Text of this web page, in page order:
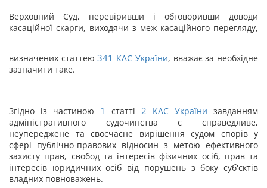
Верховний Суд, перевіривши і обговоривши доводи
касаційної скарги, виходячи з меж касаційного перегляду,
визначених статтею341 КАС України, вважає за необхідне
зазначити таке.
Згідно із частиною 1 статті 2 КАС України завданням
адміністративного судочинства є справедливе,
неупереджене та своєчасне вирішення судом спорів у
сфері публічно-правових відносин з метою ефективного
захисту прав, свобод та інтересів фізичних осіб, прав та
інтересів юридичних осіб від порушень з боку суб'єктів
владних повноважень.